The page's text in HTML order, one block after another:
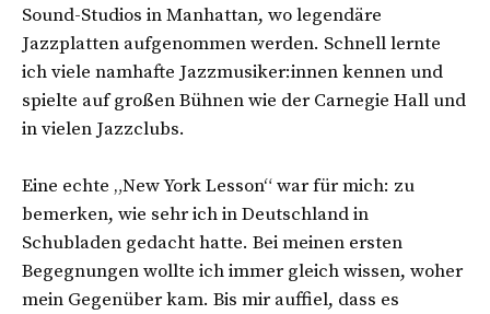
Sound-Studios in Manhattan, wo legendäre
Jazzplatten aufgenommen werden. Schnell lernte
ich viele namhafte Jazzmusiker:innen kennen und
spielte auf großen Bühnen wie der Carnegie Hall und
in vielen Jazzclubs.
Eine echte „New York Lesson“ war für mich: zu
bemerken, wie sehr ich in Deutschland in
Schubladen gedacht hatte. Bei meinen ersten
Begegnungen wollte ich immer gleich wissen, woher
mein Gegenüber kam. Bis mir auffiel, dass es